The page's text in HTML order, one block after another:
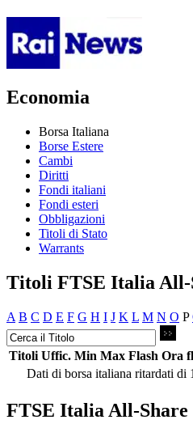
Economia
Borsa Italiana
Borse Estere
Cambi
Diritti
Fondi italiani
Fondi esteri
Obbligazioni
Titoli di Stato
Warrants
Titoli FTSE Italia All-
A B C D E F G H I J K L M N O P
Titoli Uffic. Min Max Flash Ora
Dati di borsa italiana ritardati di
FTSE Italia All-Share